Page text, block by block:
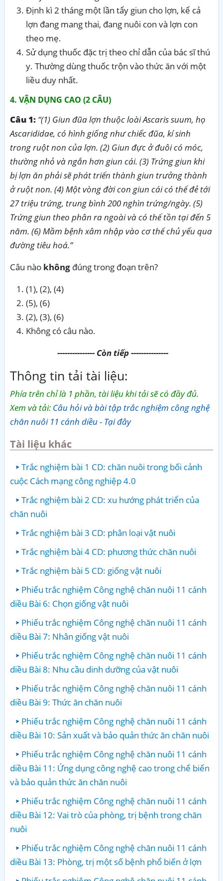
Định kì 2 tháng một lần tẩy giun cho lợn, kể cả
lợn đang mang thai, đang nuôi con và lợn con
theo mẹ.
Sử dụng thuốc đặc trị theo chỉ dẫn của bác sĩ thú
y. Thường dùng thuốc trộn vào thức ăn với một
liều duy nhất.
4. VẬN DỤNG CAO (2 CÂU)
Câu 1: “(1) Giun đũa lợn thuộc loài Ascaris suum, họ
Ascarididae, có hình giống như chiếc đũa, kí sinh
trong ruột non của lợn. (2) Giun đực ở đuôi có móc,
thường nhỏ và ngắn hơn giun cái. (3) Trứng giun khi
bị lợn ăn phải sẽ phát triển thành giun trưởng thành
ở ruột non. (4) Một vòng đời con giun cái có thể đẻ tới
27 triệu trứng, trung bình 200 nghìn trứng/ngày. (5)
Trứng giun theo phân ra ngoài và có thể tồn tại đến 5
năm. (6) Mầm bệnh xâm nhập vào cơ thể chủ yếu qua
đường tiêu hoá.”
Câu nào không đúng trong đoạn trên?
(1), (2), (4)
(5), (6)
(2), (3), (6)
Không có câu nào.
--------------- Còn tiếp ---------------
Thông tin tải tài liệu:
Phía trên chỉ là 1 phần, tài liệu khi tải sẽ có đầy đủ.
Xem và tải: Câu hỏi và bài tập trắc nghiệm công nghệ
chăn nuôi 11 cánh diều - Tại đây
Tài liệu khác
Trắc nghiệm bài 1 CD: chăn nuôi trong bối cảnh
cuộc Cách mạng công nghiệp 4.0
Trắc nghiệm bài 2 CD: xu hướng phát triển của
chăn nuôi
Trắc nghiệm bài 3 CD: phân loại vật nuôi
Trắc nghiệm bài 4 CD: phương thức chăn nuôi
Trắc nghiệm bài 5 CD: giống vật nuôi
Phiếu trắc nghiệm Công nghệ chăn nuôi 11 cánh
diều Bài 6: Chọn giống vật nuôi
Phiếu trắc nghiệm Công nghệ chăn nuôi 11 cánh
diều Bài 7: Nhân giống vật nuôi
Phiếu trắc nghiệm Công nghệ chăn nuôi 11 cánh
diều Bài 8: Nhu cầu dinh dưỡng của vật nuôi
Phiếu trắc nghiệm Công nghệ chăn nuôi 11 cánh
diều Bài 9: Thức ăn chăn nuôi
Phiếu trắc nghiệm Công nghệ chăn nuôi 11 cánh
diều Bài 10: Sản xuất và bảo quản thức ăn chăn nuôi
Phiếu trắc nghiệm Công nghệ chăn nuôi 11 cánh
diều Bài 11: Ứng dụng công nghệ cao trong chế biến
và bảo quản thức ăn chăn nuôi
Phiếu trắc nghiệm Công nghệ chăn nuôi 11 cánh
diều Bài 12: Vai trò của phòng, trị bệnh trong chăn
nuôi
Phiếu trắc nghiệm Công nghệ chăn nuôi 11 cánh
diều Bài 13: Phòng, trị một số bệnh phổ biến ở lợn